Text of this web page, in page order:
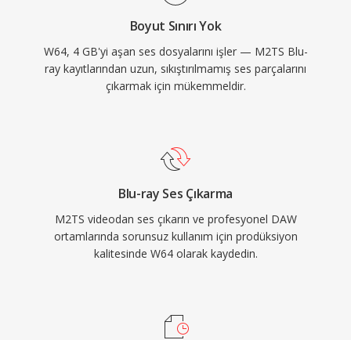
süreli, yüksek kaliteli materyalle düzenli olarak
çalışan mühendisler ve yapımcılar için W64,
WAV&#039;ın güvenilirliğini ve sadeliğini sinir
bozucu boyut kısıtlaması olmadan sunar.
Boyut Sınırı Yok
W64, 4 GB'yi aşan ses dosyalarını işler — M2TS Blu-
ray kayıtlarından uzun, sıkıştırılmamış ses parçalarını
çıkarmak için mükemmeldir.
Blu-ray Ses Çıkarma
M2TS videodan ses çıkarın ve profesyonel DAW
ortamlarında sorunsuz kullanım için prodüksiyon
kalitesinde W64 olarak kaydedin.